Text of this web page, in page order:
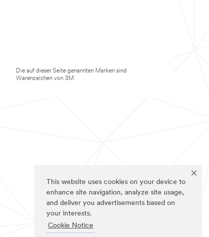
This website uses cookies on your device to
enhance site navigation, analyze site usage,
and deliver you advertisements based on
your interests.
Cookie Notice
Die auf dieser Seite genannten Marken sind
Warenzeichen von 3M.